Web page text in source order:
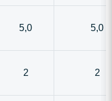
5,0 5,0
2 2